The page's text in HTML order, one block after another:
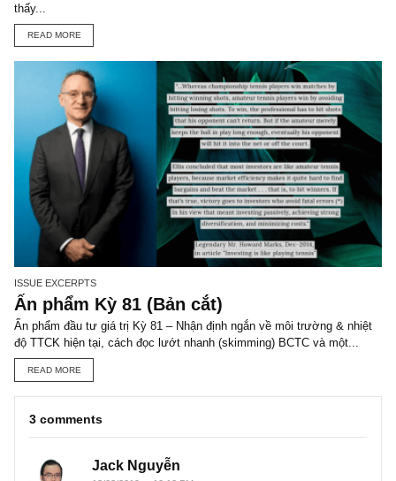
CORPORATE FINANCE POLICY
STATEMENTS
STOCK ISSUANCE
Đội biên tập S.A.F.E
VIEW ALL POSTS
You may also like
STOCK ANALYSIS